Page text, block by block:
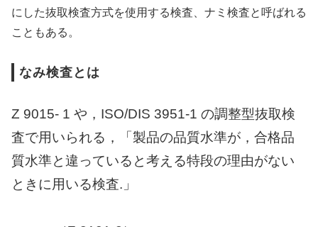
にした抜取検査方式を使用する検査、ナミ検査と呼ばれる
こともある。
なみ検査とは
Z 9015- 1 や，ISO/DIS 3951-1 の調整型抜取検
査で用いられる，「製品の品質水準が，合格品
質水準と違っていると考える特段の理由がない
ときに用いる検査.」